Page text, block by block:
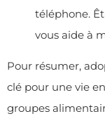
téléphone.
vous aide à
Pour résumer,
clé pour une vie
groupes